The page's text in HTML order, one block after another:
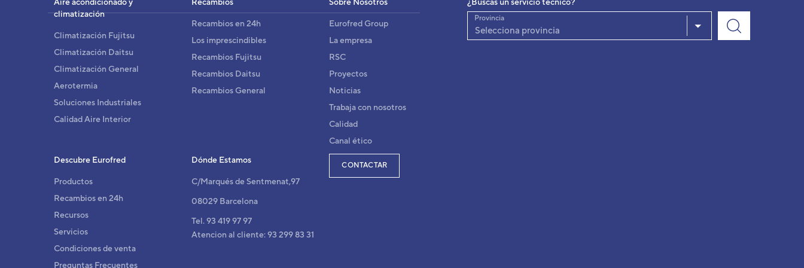
UNIDAD INTERIOR ASY20UI-KG
Código: Ref. fabricante:ASYG07KGTA
VER DETALLE
UNIDAD INTERIOR ASY35UI-KG
Código:
Código: Ref. fabricante:ASYG14KGTA
UNIDAD INTERIOR ASY35UI-KMTA
Ref. fabricante:ASYG12KMTA
climatización
Climatización Fujitsu
Climatización Daitsu
Climatización General
Aerotermia
Soluciones Industriales
Calidad Aire Interior
Recambios en 24h
Los imprescindibles
Recambios Fujitsu
Recambios Daitsu
Recambios General
Eurofred Group
La empresa
RSC
Proyectos
Noticias
Trabaja con nosotros
Calidad
Canal ético
Descubre Eurofred
Productos
Recambios en 24h
Recursos
Servicios
Condiciones de venta
Preguntas Frecuentes
Dónde Estamos
C/Marqués de Sentmenat,97
08029 Barcelona
Tel. 93 419 97 97
Atencion al cliente: 93 299 83 31
CONTACTAR
Selecciona provincia
Provincia